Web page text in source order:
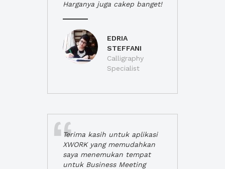
Harganya juga cakep banget!
EDRIA
STEFFANI
Calligraphy
Specialist
Terima kasih untuk aplikasi
XWORK yang memudahkan
saya menemukan tempat
untuk Business Meeting